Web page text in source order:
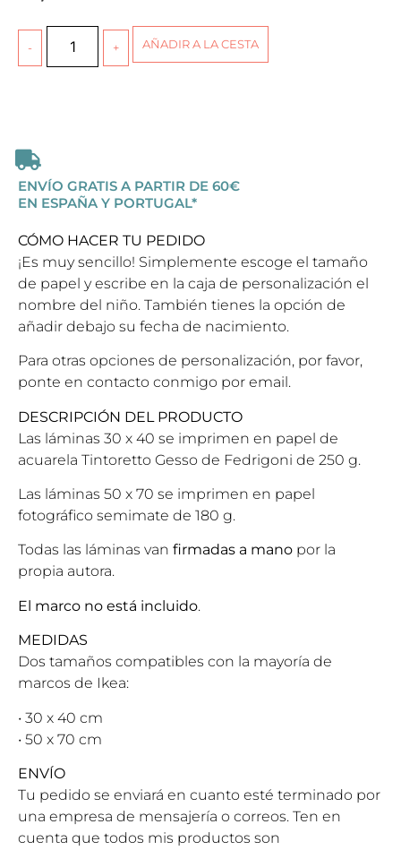
AÑADIR A LA CESTA
ENVÍO GRATIS A PARTIR DE 60€
EN ESPAÑA Y PORTUGAL*
CÓMO HACER TU PEDIDO
¡Es muy sencillo! Simplemente escoge el tamaño
de papel y escribe en la caja de personalización el
nombre del niño. También tienes la opción de
añadir debajo su fecha de nacimiento.
Para otras opciones de personalización, por favor,
ponte en contacto conmigo por email.
DESCRIPCIÓN DEL PRODUCTO
Las láminas 30 x 40 se imprimen en papel de
acuarela Tintoretto Gesso de Fedrigoni de 250 g.
Las láminas 50 x 70 se imprimen en papel
fotográfico semimate de 180 g.
Todas las láminas van firmadas a mano por la
propia autora.
El marco no está incluido.
MEDIDAS
Dos tamaños compatibles con la mayoría de
marcos de Ikea:
• 30 x 40 cm
• 50 x 70 cm
ENVÍO
Tu pedido se enviará en cuanto esté terminado por
una empresa de mensajería o correos. Ten en
cuenta que todos mis productos son